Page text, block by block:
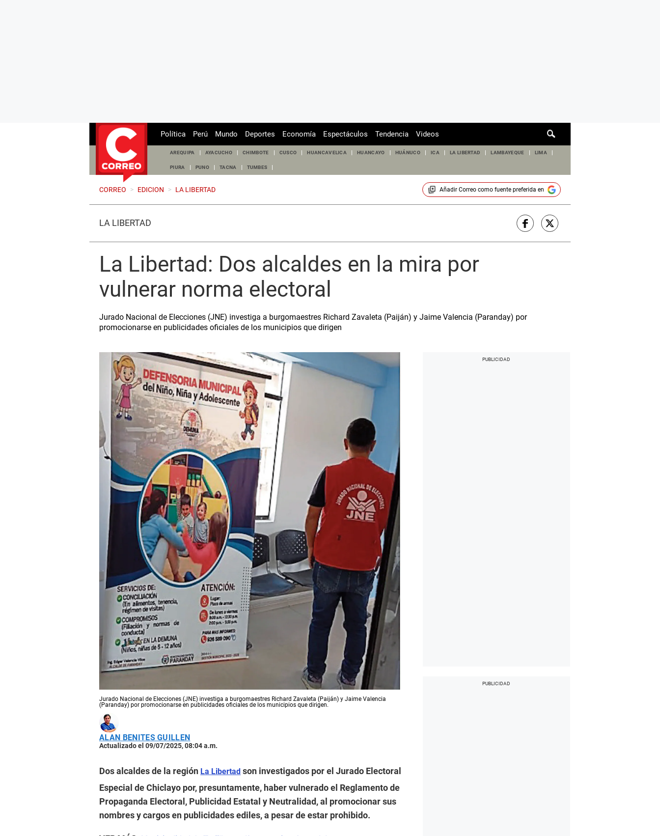
de
Política Perú Mundo Deportes Economía Espectáculos Tendencia Videos
AREQUIPA AYACUCHO CHIMBOTE CUSCO HUANCAVELICA HUANCAYO HUÁNUCO ICA LA LIBERTAD LAMBAYEQUE LIMA
PIURA PUNO TACNA TUMBES
CORREO > EDICION > LA LIBERTAD Añadir Correocomo fuente preferida en
LA LIBERTAD
La Libertad: Dos alcaldes en la mira por
vulnerar norma electoral
Jurado Nacional de Elecciones (JNE) investiga a burgomaestres Richard Zavaleta (Paiján) y Jaime Valencia (Paranday) por
promocionarse en publicidades oficiales de los municipios que dirigen
Jurado Nacional de Elecciones (JNE) investiga a burgomaestres Richard Zavaleta (Paiján) y Jaime Valencia
(Paranday) por promocionarse en publicidades oficiales de los municipios que dirigen.
ALAN BENITES GUILLEN
Actualizado el 09/07/2025, 08:04 a.m.
Dos alcaldes de la región La Libertad son investigados por el Jurado Electoral
Especial de Chiclayo por, presuntamente, haber vulnerado el Reglamento de
Propaganda Electoral, Publicidad Estatal y Neutralidad, al promocionar sus
nombres y cargos en publicidades ediles, a pesar de estar prohibido.